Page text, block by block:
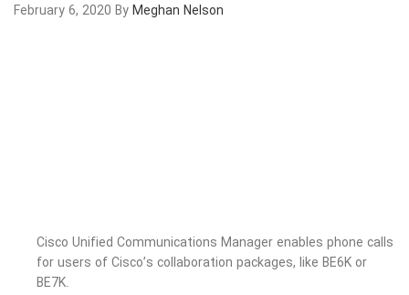
February 6, 2020 ByMeghan Nelson
Cisco Unified Communications Manager enables phone calls
for users of Cisco’s collaboration packages, like BE6K or
BE7K.